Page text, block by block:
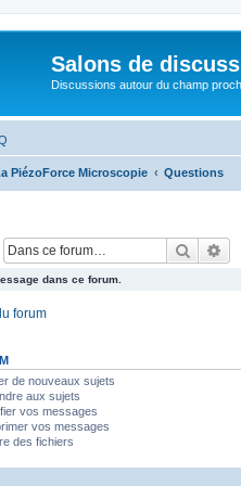
Salons de
Discussions autour du champ
PiézoForce Microscopie Questions
dans ce forum.
forum
de nouveaux sujets
aux sujets
vos messages
vos messages
des fichiers